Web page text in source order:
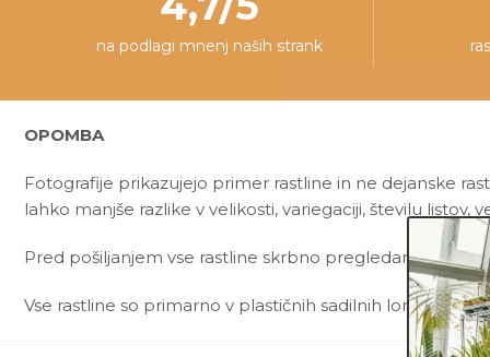
na podlagi mnenj naših strank
OPOMBA
Fotografije prikazujejo primer rastline in ne dejanske
lahko manjše razlike v velikosti, variegaciji, številu listov,
Pred pošiljanjem vse rastline skrbno pregledamo in
Vse rastline so primarno v plastičnih sadilnih lončkih.